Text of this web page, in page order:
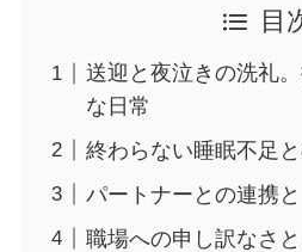
目
送迎と夜泣きの洗礼
な日常
終わらない睡眠不足
パートナーとの連携
職場への申し訳なさ